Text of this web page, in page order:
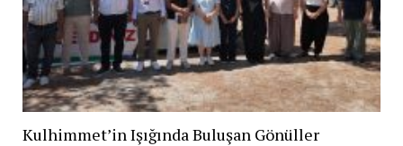
Kulhimmet’in Işığında Buluşan Gönüller